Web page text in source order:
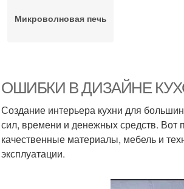
Микроволновая печь
ОШИБКИ В ДИЗАЙНЕ
Создание интерьера кухни для
сил, времени и денежных средств. Вот
качественные материалы, мебель и
эксплуатации.